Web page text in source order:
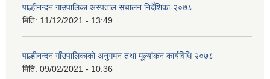
पाल्हीनन्दन गाउपालिका अस्पताल संचालन निर्देशिका-२०७८
मिति: 11/12/2021 - 13:49
पाल्हीनन्दन गाँउपालिकाको अनुगमन तथा मूल्यांकन कार्यविधि २०७८
मिति: 09/02/2021 - 10:36